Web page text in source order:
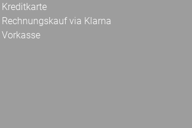
Kreditkarte
Rechnungskauf via Klarna
Vorkasse